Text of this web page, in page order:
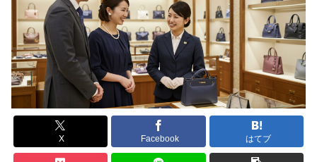
X Facebook はてブ